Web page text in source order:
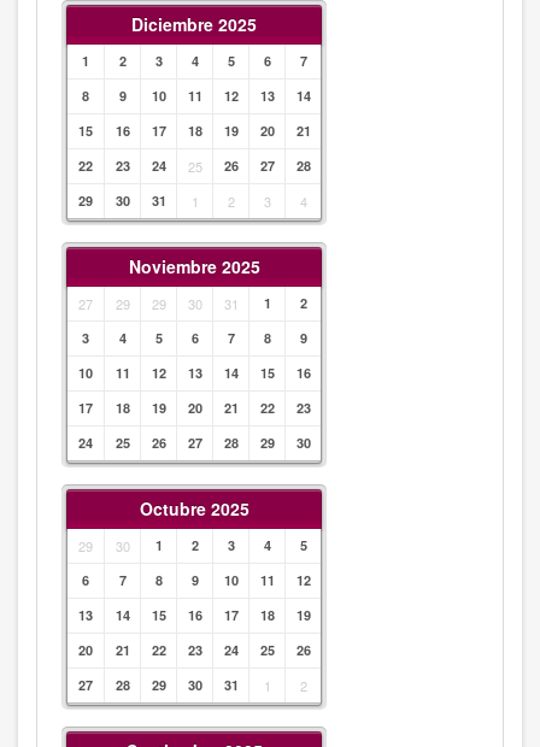
Diciembre 2025
1 2 3 4 5 6
7
8
9 10 11 12 13
14
15
16 17 18 19 20
21
22
23 24 25 26 27
28
29
30 31 1 2 3 4
Noviembre 2025
27 29 29 30 31 1
2
3
4 5 6 7 8
9
10
11 12 13 14 15
16
17
18 19 20 21 22
23
24
25 26 27 28 29 30
Octubre 2025
29 30 1 2 3 4
5
6
7 8 9 10 11
12
13
14 15 16 17 18
19
20
21 22 23 24 25
26
27
28 29 30 31 1 2